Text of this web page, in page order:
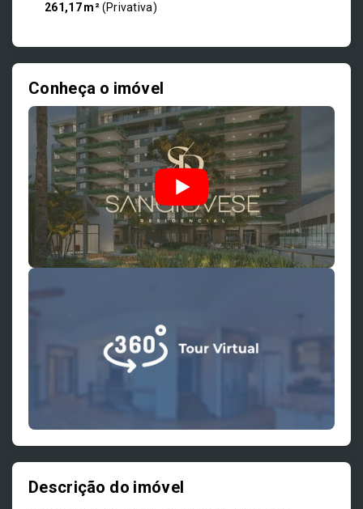
261,17 m²(Privativa)
Conheça o imóvel
Descrição do imóvel